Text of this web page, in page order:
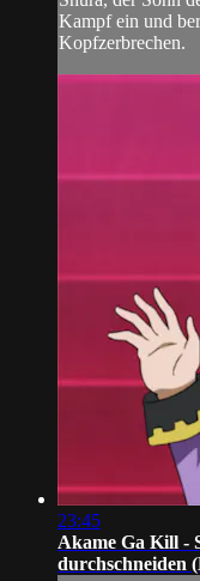
Kampf ein und
Kopfzerbrechen.
23:45
Akame Ga Kill -
durchschneiden